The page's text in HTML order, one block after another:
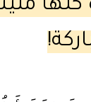
كلها